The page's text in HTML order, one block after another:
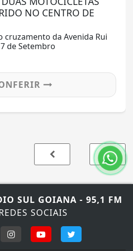
NO CENTRO DE
cruzamento da Avenida Rui
de Setembro
SUL GOIANA - 95,1 FM
SOCIAIS